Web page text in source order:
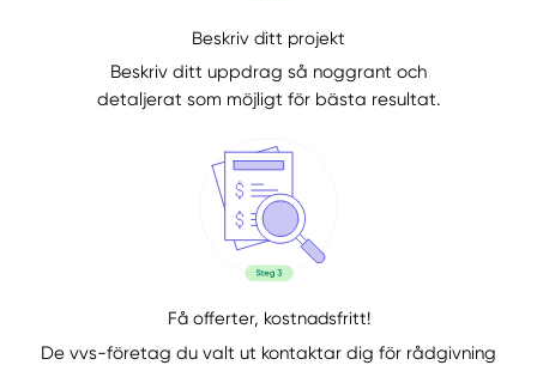
Beskriv ditt projekt
Beskriv ditt uppdrag så noggrant och
detaljerat som möjligt för bästa resultat.
Få offerter, kostnadsfritt!
De vvs-företag du valt ut kontaktar dig för rådgivning